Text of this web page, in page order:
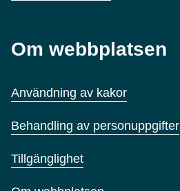
Om webbplatsen
Användning av kakor
Behandling av personuppgifter
Tillgänglighet